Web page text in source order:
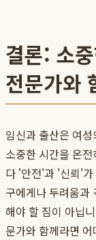
결론: 소
전문가와
임신과 출산은 여
소중한 시간을 온
다 '안전'과 '신뢰'가
구에게나 두려움과
해야 할 짐이 아닙
문가와 함께라면